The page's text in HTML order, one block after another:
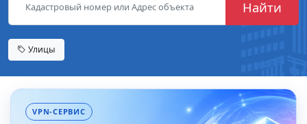
Найти
Улицы
VPN-СЕРВИС